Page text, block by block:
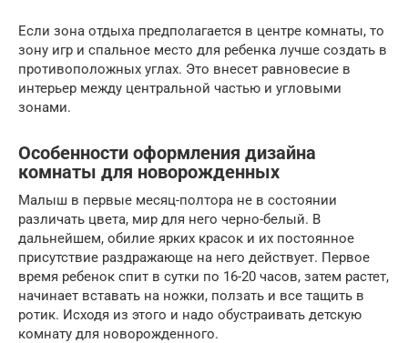
Если зона отдыха предполагается в центре комнаты, то
зону игр и спальное место для ребенка лучше создать в
противоположных углах. Это внесет равновесие в
интерьер между центральной частью и угловыми
зонами.
Особенности оформления дизайна
комнаты для новорожденных
Малыш в первые месяц-полтора не в состоянии
различать цвета, мир для него черно-белый. В
дальнейшем, обилие ярких красок и их постоянное
присутствие раздражающе на него действует. Первое
время ребенок спит в сутки по 16-20 часов, затем растет,
начинает вставать на ножки, ползать и все тащить в
ротик. Исходя из этого и надо обустраивать детскую
комнату для новорожденного.